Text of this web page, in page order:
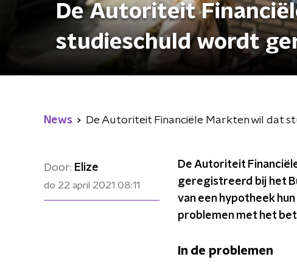
De Autoriteit
studieschuld wordt
News De Autoriteit Financiële Markten wil dat
Door: Elize
do 22 april 2021 08:11
De Autoriteit
geregistreerd bij het
van een hypotheek
problemen met het
In de problemen